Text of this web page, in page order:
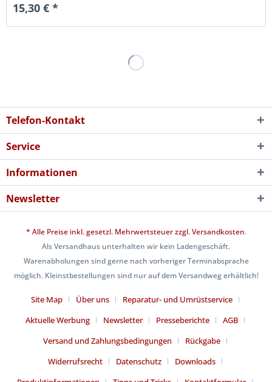
15,30 € *
Telefon-Kontakt
Service
Informationen
Newsletter
* Alle Preise inkl. gesetzl. Mehrwertsteuer zzgl.Versandkosten.
Als Versandhaus unterhalten wir kein Ladengeschäft.
Warenabholungen sind gerne nach vorheriger Terminabsprache
möglich. Kleinstbestellungen sind nur auf dem Versandweg erhältlich!
Site Map Über uns
Reparatur- und Umrüstservice
Aktuelle Werbung
Newsletter Presseberichte
AGB
Versand und Zahlungsbedingungen
Rückgabe
Widerrufsrecht
Datenschutz
Downloads